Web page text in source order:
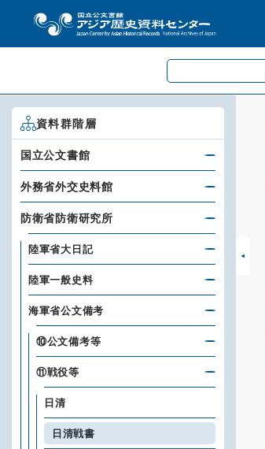
資料群階層
国立公文書館
外務省外交史料館
防衛省防衛研究所
陸軍省大日記
陸軍一般史料
海軍省公文備考
⑩公文備考等
⑪戦役等
日清
日清戦書